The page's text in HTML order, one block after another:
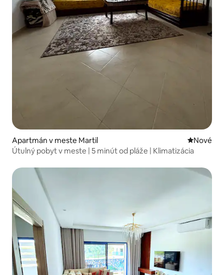
Apartmán v meste Martil Nové
Nové
Útulný pobyt v meste | 5 minút od pláže | Klimatizácia